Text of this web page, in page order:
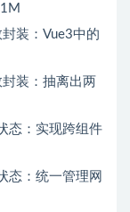
装：Vue3中的
装：抽离出两
态：实现跨组件
态：统一管理网